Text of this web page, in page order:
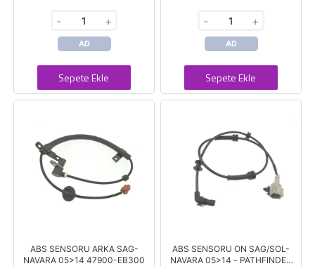
- +
AD
Sepete Ekle
- +
AD
Sepete Ekle
ABS SENSORU ARKA SAG-
NAVARA 05>14 47900-EB300
ABS SENSORU ON SAG/SOL-
NAVARA 05>14 - PATHFINDER